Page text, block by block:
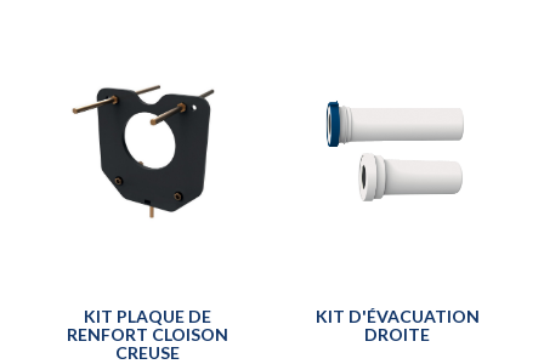
KIT PLAQUE DE
RENFORT CLOISON
CREUSE
KIT D'ÉVACUATION
DROITE